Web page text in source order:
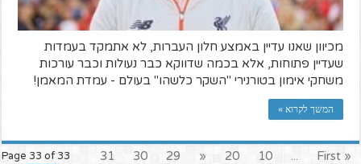
מכיוון שאנו עדיין באמצע חלון העברות, לא אתמקד בעמדות
שעדיין פתוחות, אלא בכמה שדווקא כבר נעולות וכבר עורכות
משחקי אימון בטורנירי "השקר כלשהו" בעולם - עמדת המאמן!
המשך לקרוא »
Page 33 of 33 « First
...
10
20
«
29
30
31